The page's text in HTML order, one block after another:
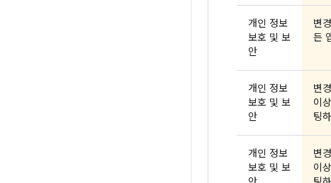
개인 정보
보호 및 보
안
변
든
개인 정보
보호 및 보
안
변
이
팅
개인 정보
보호 및 보
변
이